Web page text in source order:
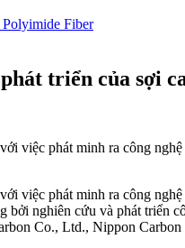
Polyimide Fiber
triển của sợi
việc phát minh ra công
việc phát minh ra công
bởi nghiên cứu và phát triển
Co., Ltd., Nippon